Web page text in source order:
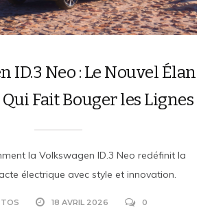
ID.3 Neo : Le Nouvel Élan
Fait Bouger les Lignes
la Volkswagen ID.3 Neo redéfinit la
électrique avec style et innovation.
18 AVRIL 2026 0